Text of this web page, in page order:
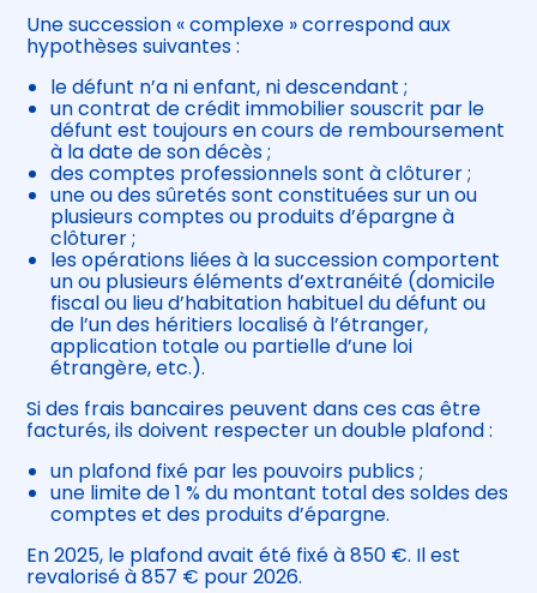
Une succession « complexe » correspond aux
hypothèses suivantes :
le défunt n’a ni enfant, ni descendant ;
un contrat de crédit immobilier souscrit par le
défunt est toujours en cours de remboursement
à la date de son décès ;
des comptes professionnels sont à clôturer ;
une ou des sûretés sont constituées sur un ou
plusieurs comptes ou produits d’épargne à
clôturer ;
les opérations liées à la succession comportent
un ou plusieurs éléments d’extranéité (domicile
fiscal ou lieu d’habitation habituel du défunt ou
de l’un des héritiers localisé à l’étranger,
application totale ou partielle d’une loi
étrangère, etc.).
Si des frais bancaires peuvent dans ces cas être
facturés, ils doivent respecter un double plafond :
un plafond fixé par les pouvoirs publics ;
une limite de 1 % du montant total des soldes des
comptes et des produits d’épargne.
En 2025, le plafond avait été fixé à 850 €. Il est
revalorisé à 857 € pour 2026.